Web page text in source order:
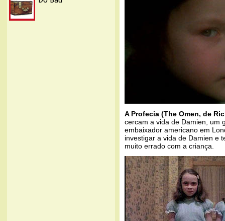
A Profecia (The Omen, de
cercam a vida de Damien, um
embaixador americano em
investigar a vida de Damien e
muito errado com a criança.